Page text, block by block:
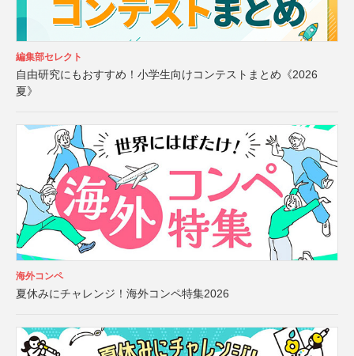
編集部セレクト
自由研究にもおすすめ！小学生向けコンテストまとめ《2026
夏》
海外コンペ
夏休みにチャレンジ！海外コンペ特集2026